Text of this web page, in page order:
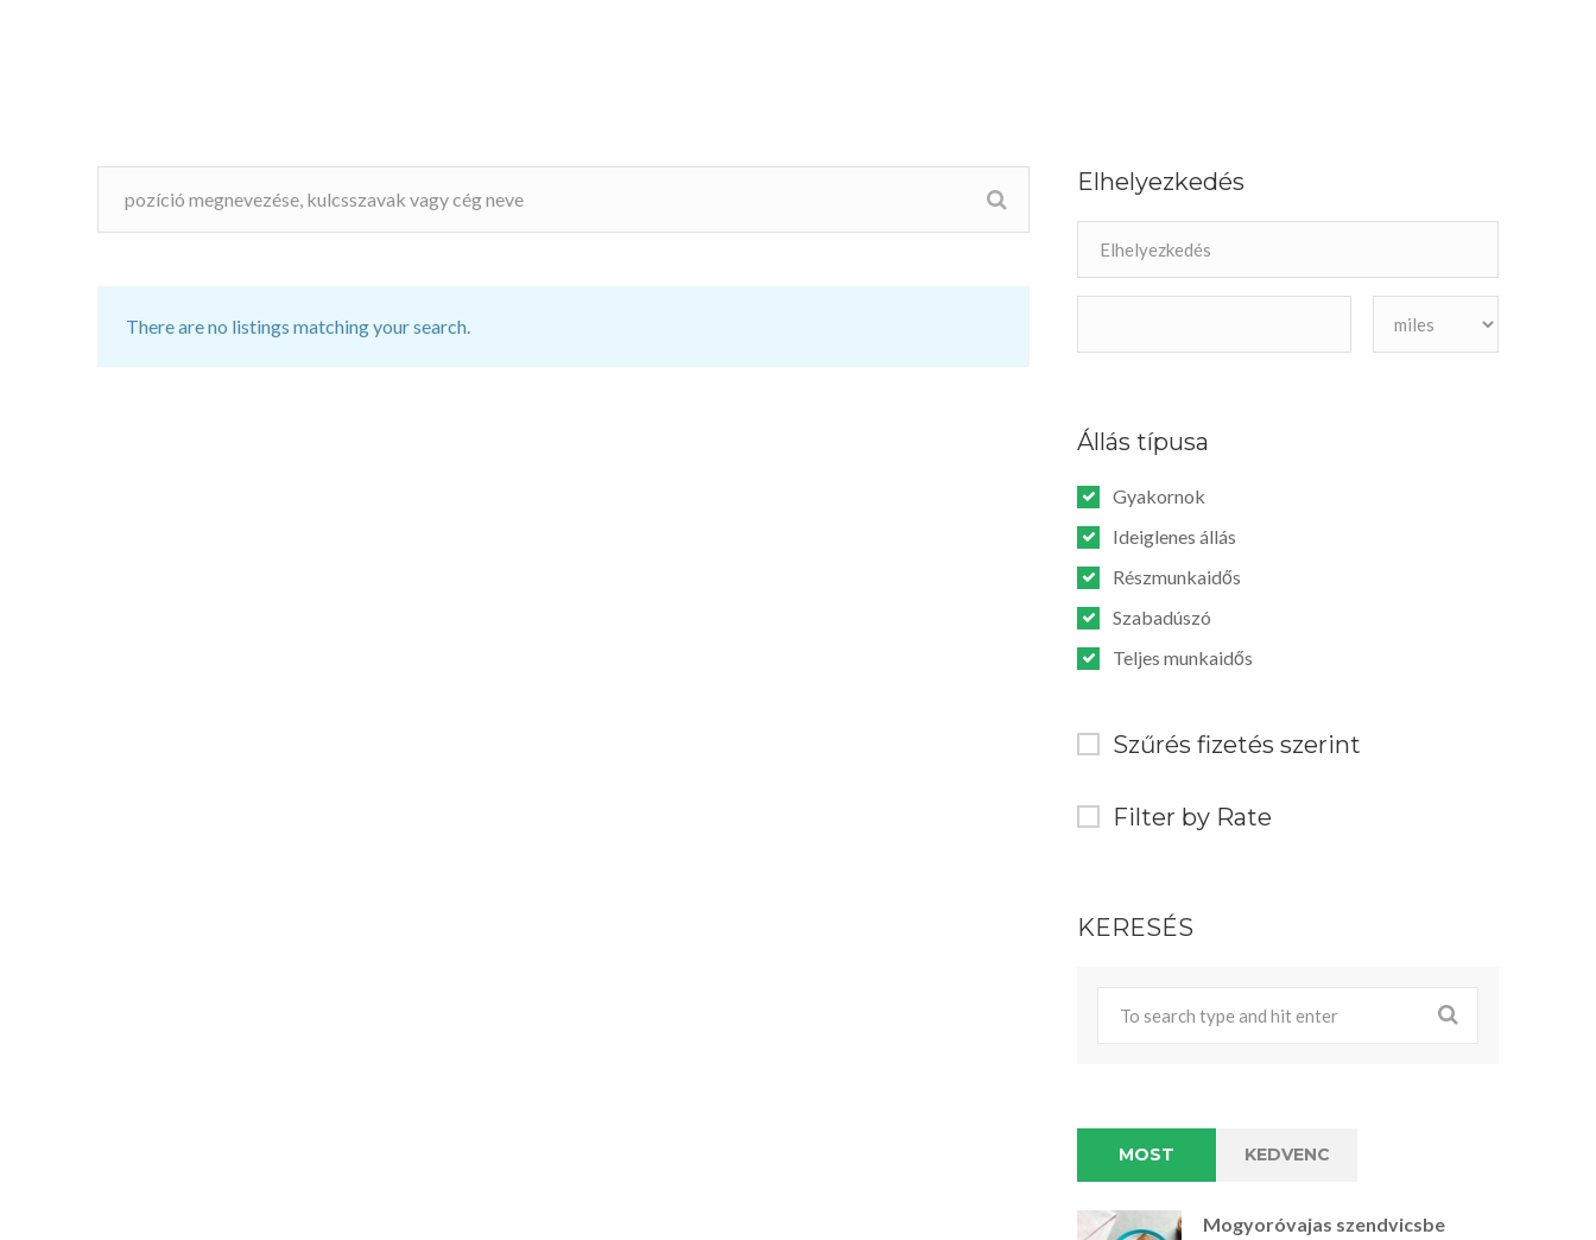
Elhelyezkedés
Állás típusa
Gyakornok
Ideiglenes állás
Részmunkaidős
Szabadúszó
Teljes munkaidős
Szűrés fizetés szerint
Filter by Rate
KERESÉS
MOST KEDVENC
Mogyoróvajas szendvicsbe
There are no listings matching your search.